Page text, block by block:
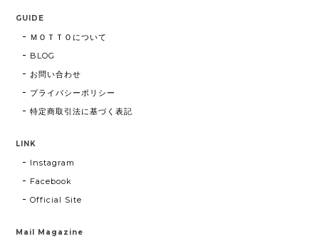
GUIDE
ＭＯＴＴＯについて
BLOG
お問い合わせ
プライバシーポリシー
特定商取引法に基づく表記
LINK
Instagram
Facebook
Official Site
Mail Magazine